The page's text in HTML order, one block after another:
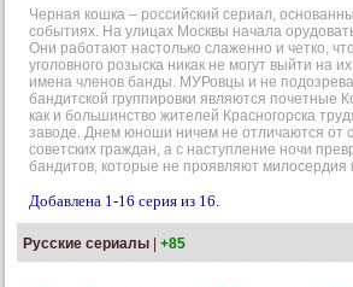
Черная кошка – российский сериал,
событиях. На улицах Москвы начала
Они работают настолько слаженно и четко,
уголовного розыска никак не могут выйти на
имена членов банды. МУРовцы и не
бандитской группировки являются почетные
как и большинство жителей Красногорска
заводе. Днем юноши ничем не отличаются от
советских граждан, а с наступление ночи
бандитов, которые не проявляют милосердия
Добавлена 1-16 серия из 16.
Русские сериалы +85